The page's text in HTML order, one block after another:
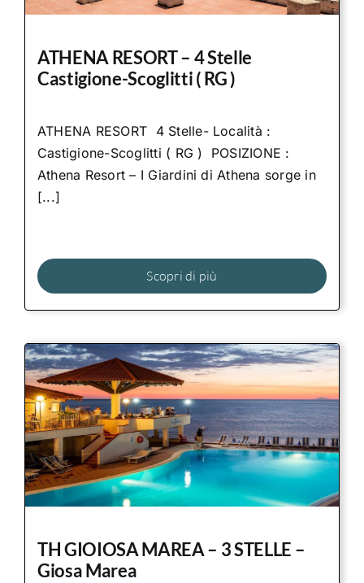
ATHENA RESORT – 4 Stelle
Castigione-Scoglitti ( RG )
ATHENA RESORT 4 Stelle- Località :
Castigione-Scoglitti ( RG ) POSIZIONE :
Athena Resort – I Giardini di Athena sorge in
[...]
Scopri di più
TH GIOIOSA MAREA – 3 STELLE –
Giosa Marea